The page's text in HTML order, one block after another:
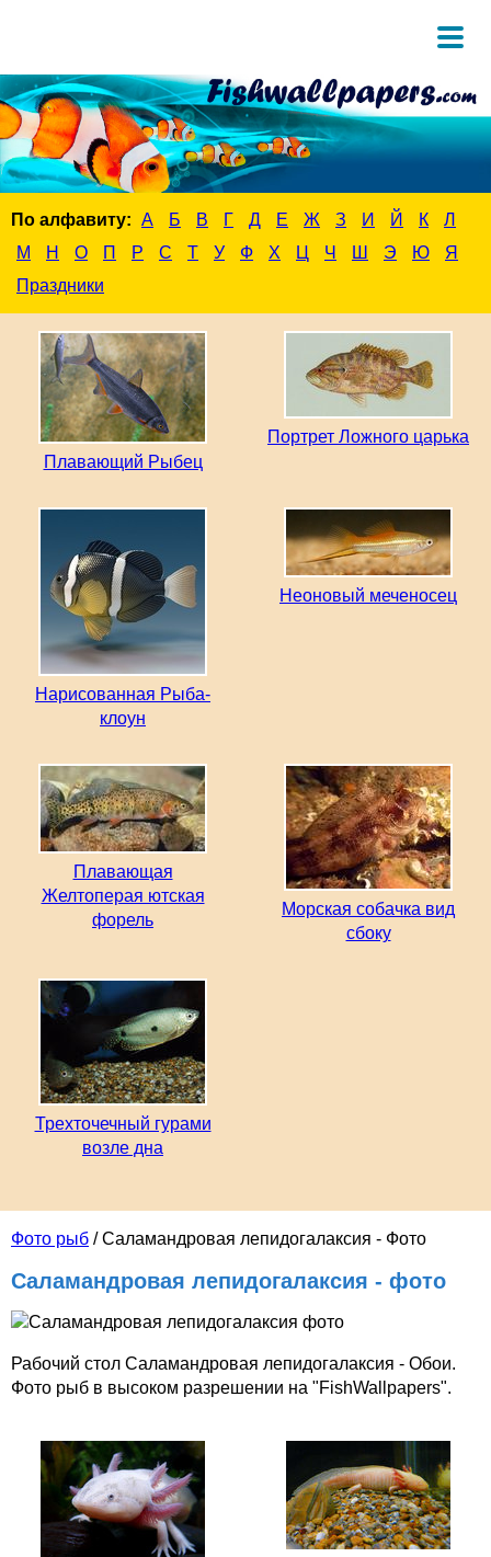
По алфавиту: А Б В Г Д Е Ж З И Й К
Л
М
Н О П Р С Т У Ф Х Ц Ч Ш Э Ю
Я
Праздники
Фото рыб / Саламандровая лепидогалаксия - Фото
Саламандровая лепидогалаксия - фото
Рабочий стол Саламандровая лепидогалаксия - Обои.
Фото рыб в высоком разрешении на "FishWallpapers".
Плавающий Рыбец
Портрет Ложного царька
Нарисованная Рыба-
клоун
Неоновый меченосец
Плавающая
Желтоперая ютская
форель
Морская собачка вид
сбоку
Трехточечный гурами
возле дна